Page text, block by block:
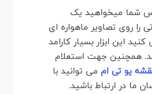
شما میخواهید یک
را روی تصاویر ماهواره ای
این ابزار بسیار کارامد
همچنین جهت استعلام
یو تی ام می توانید با
ما در ارتباط باشید.